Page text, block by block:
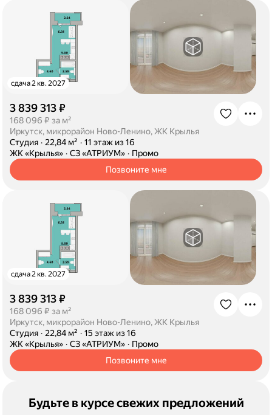
сдача 2 кв. 2027
3 839 313 ₽
168 096 ₽ за м²
Иркутск, микрорайон Ново-Ленино, ЖК Крылья
Студия · 22,84 м² · 11 этаж из 16
ЖК «Крылья» · СЗ «АТРИУМ» · Промо
Позвоните мне
сдача 2 кв. 2027
3 839 313 ₽
168 096 ₽ за м²
Иркутск, микрорайон Ново-Ленино, ЖК Крылья
Студия · 22,84 м² · 15 этаж из 16
ЖК «Крылья» · СЗ «АТРИУМ» · Промо
Позвоните мне
Будьте в курсе свежих предложений